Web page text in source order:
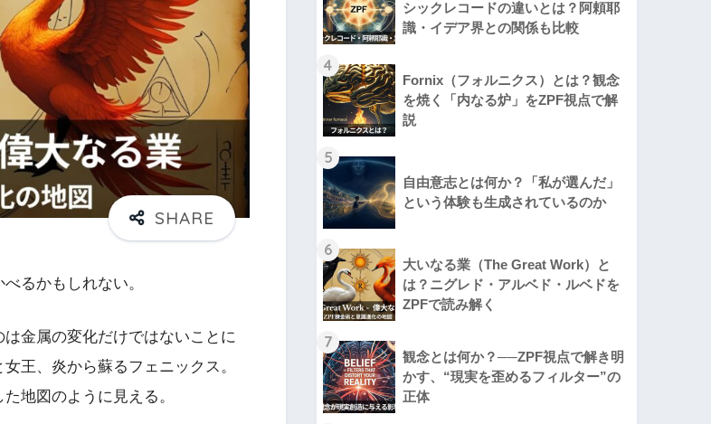
るかもしれない。
金属の変化だけではないことに
王、炎から蘇るフェニックス。
た地図のように見える。
シックレコードの違いとは？阿頼耶
識・イデア界との関係も比較
4
Fornix（フォルニクス）とは？観念
を焼く「内なる炉」をZPF視点で解
説
5
自由意志とは何か？「私が選んだ」
という体験も生成されているのか
6
大いなる業（The Great Work）と
は？ニグレド・アルベド・ルベドを
ZPFで読み解く
7
観念とは何か？──ZPF視点で解き明
かす、“現実を歪めるフィルター”の
正体